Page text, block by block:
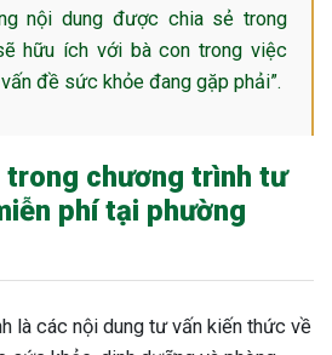
nội dung được chia sẻ trong
hữu ích với bà con trong việc
đề sức khỏe đang gặp phải”.
trong chương trình tư
phí tại phường
là các nội dung tư vấn kiến thức về